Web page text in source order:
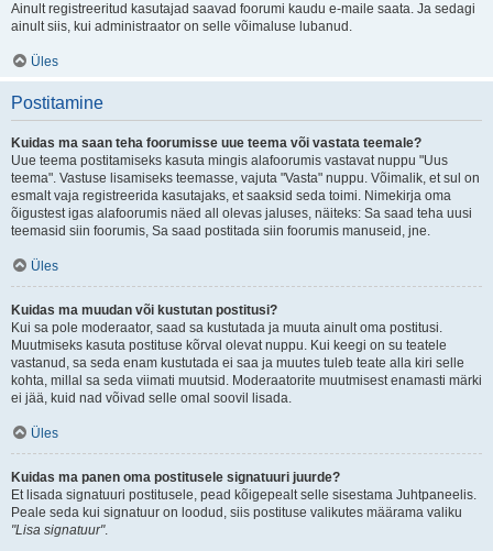
Ainult registreeritud kasutajad saavad foorumi kaudu e-maile saata. Ja sedagi
ainult siis, kui administraator on selle võimaluse lubanud.
Üles
Postitamine
Kuidas ma saan teha foorumisse uue teema või vastata teemale?
Uue teema postitamiseks kasuta mingis alafoorumis vastavat nuppu "Uus
teema". Vastuse lisamiseks teemasse, vajuta "Vasta" nuppu. Võimalik, et sul on
esmalt vaja registreerida kasutajaks, et saaksid seda toimi. Nimekirja oma
õigustest igas alafoorumis näed all olevas jaluses, näiteks: Sa saad teha uusi
teemasid siin foorumis, Sa saad postitada siin foorumis manuseid, jne.
Üles
Kuidas ma muudan või kustutan postitusi?
Kui sa pole moderaator, saad sa kustutada ja muuta ainult oma postitusi.
Muutmiseks kasuta postituse kõrval olevat nuppu. Kui keegi on su teatele
vastanud, sa seda enam kustutada ei saa ja muutes tuleb teate alla kiri selle
kohta, millal sa seda viimati muutsid. Moderaatorite muutmisest enamasti märki
ei jää, kuid nad võivad selle omal soovil lisada.
Üles
Kuidas ma panen oma postitusele signatuuri juurde?
Et lisada signatuuri postitusele, pead kõigepealt selle sisestama Juhtpaneelis.
Peale seda kui signatuur on loodud, siis postituse valikutes määrama valiku
"Lisa signatuur".